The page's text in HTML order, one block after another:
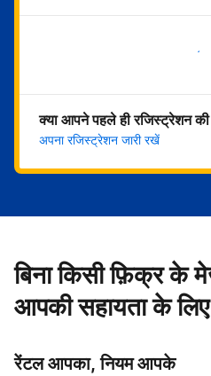
अभी शुरू करें
क्या आपने पहले ही रजिस्ट्रेशन
अपना रजिस्ट्रेशन जारी रखें
बिना किसी फ़िक्र के
आपकी सहायता के
रेंटल आपका, नियम आपके